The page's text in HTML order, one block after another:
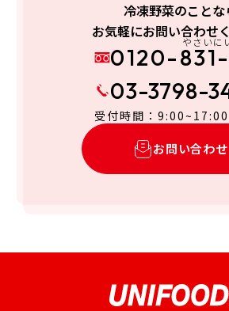
冷凍野菜のことな
お気軽にお問い合わせ
0120-
やさいに
03-3798-
受付時間：9:00~17:00
お問い合わせ